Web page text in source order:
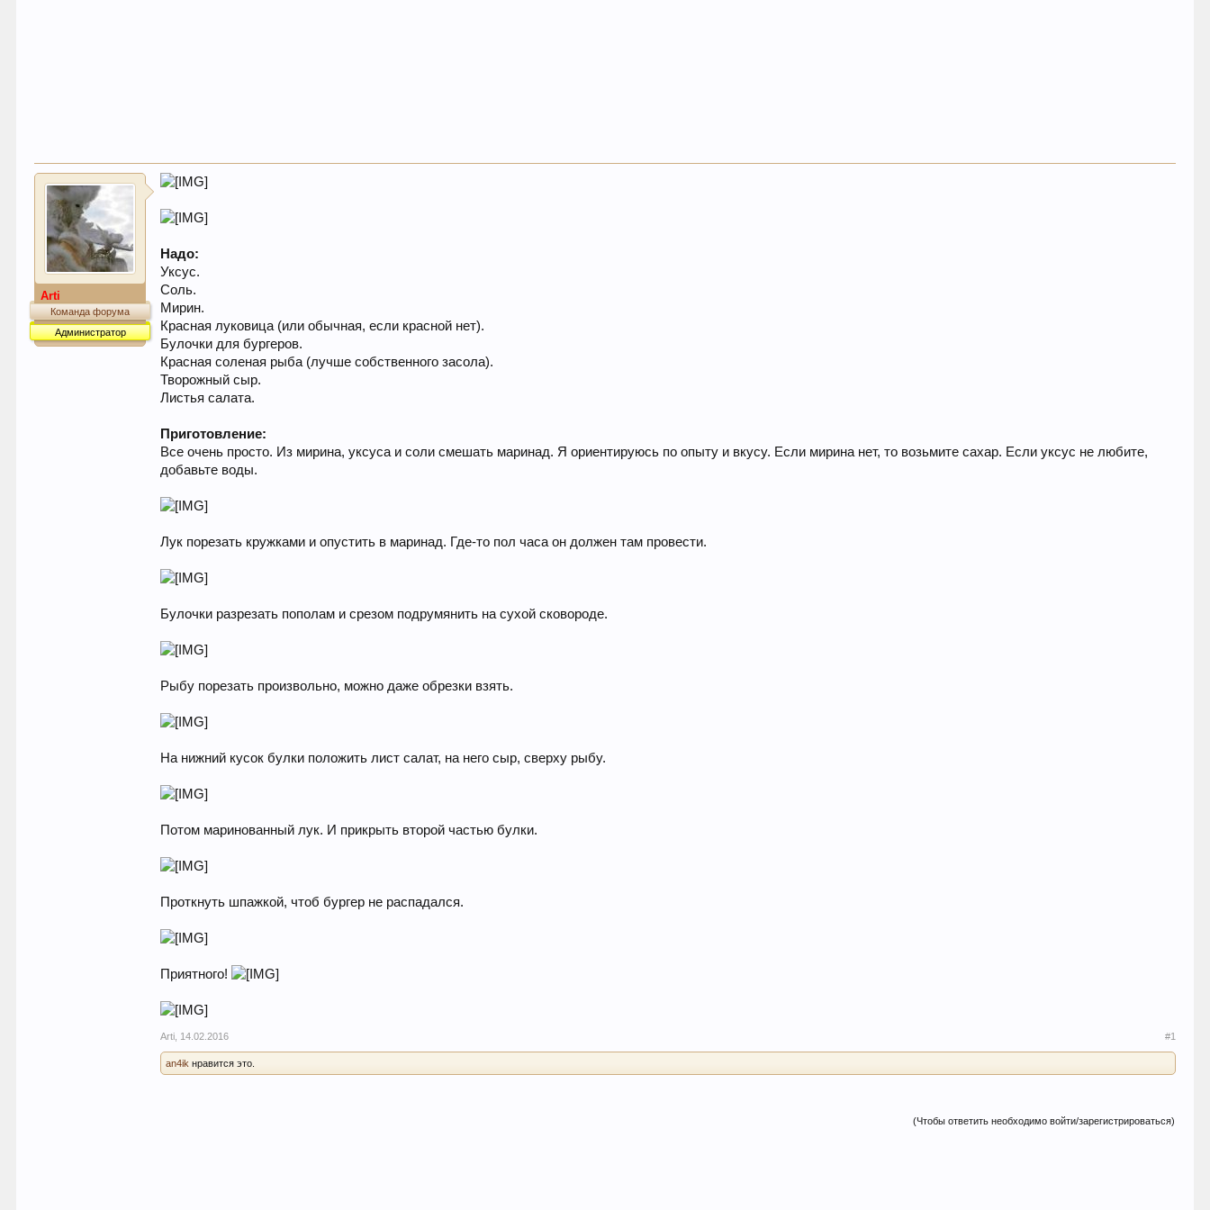
Arti
Команда форума
Администратор
Надо:
Уксус.
Соль.
Мирин.
Красная луковица (или обычная, если красной нет).
Булочки для бургеров.
Красная соленая рыба (лучше собственного засола).
Творожный сыр.
Листья салата.
Приготовление:
Все очень просто. Из мирина, уксуса и соли смешать маринад. Я ориентируюсь по опыту и вкусу. Если мирина нет, то возьмите сахар. Если уксус не любите,
добавьте воды.
Лук порезать кружками и опустить в маринад. Где-то пол часа он должен там провести.
Булочки разрезать пополам и срезом подрумянить на сухой сковороде.
Рыбу порезать произвольно, можно даже обрезки взять.
На нижний кусок булки положить лист салат, на него сыр, сверху рыбу.
Потом маринованный лук. И прикрыть второй частью булки.
Проткнуть шпажкой, чтоб бургер не распадался.
Приятного!
Arti 14.02.2016 #1
an4ik нравится это.
(Чтобы ответить необходимо войти/зарегистрироваться)